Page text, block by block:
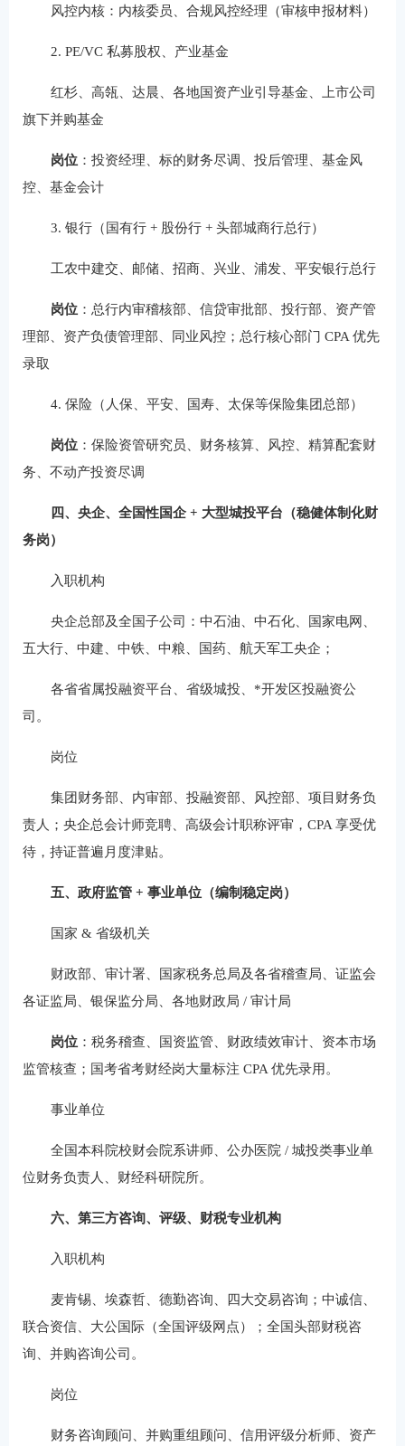
风控内核：内核委员、合规风控经理（审核申报材料）
2. PE/VC 私募股权、产业基金
红杉、高瓴、达晨、各地国资产业引导基金、上市公司
旗下并购基金
岗位：投资经理、标的财务尽调、投后管理、基金风
控、基金会计
3. 银行（国有行 + 股份行 + 头部城商行总行）
工农中建交、邮储、招商、兴业、浦发、平安银行总行
岗位：总行内审稽核部、信贷审批部、投行部、资产管
理部、资产负债管理部、同业风控；总行核心部门 CPA 优先
录取
4. 保险（人保、平安、国寿、太保等保险集团总部）
岗位：保险资管研究员、财务核算、风控、精算配套财
务、不动产投资尽调
四、央企、全国性国企 + 大型城投平台（稳健体制化财
务岗）
入职机构
央企总部及全国子公司：中石油、中石化、国家电网、
五大行、中建、中铁、中粮、国药、航天军工央企；
各省省属投融资平台、省级城投、*开发区投融资公
司。
岗位
集团财务部、内审部、投融资部、风控部、项目财务负
责人；央企总会计师竞聘、高级会计职称评审，CPA 享受优
待，持证普遍月度津贴。
五、政府监管 + 事业单位（编制稳定岗）
国家 & 省级机关
财政部、审计署、国家税务总局及各省稽查局、证监会
各证监局、银保监分局、各地财政局 / 审计局
岗位：税务稽查、国资监管、财政绩效审计、资本市场
监管核查；国考省考财经岗大量标注 CPA 优先录用。
事业单位
全国本科院校财会院系讲师、公办医院 / 城投类事业单
位财务负责人、财经科研院所。
六、第三方咨询、评级、财税专业机构
入职机构
麦肯锡、埃森哲、德勤咨询、四大交易咨询；中诚信、
联合资信、大公国际（全国评级网点）；全国头部财税咨
询、并购咨询公司。
岗位
财务咨询顾问、并购重组顾问、信用评级分析师、资产